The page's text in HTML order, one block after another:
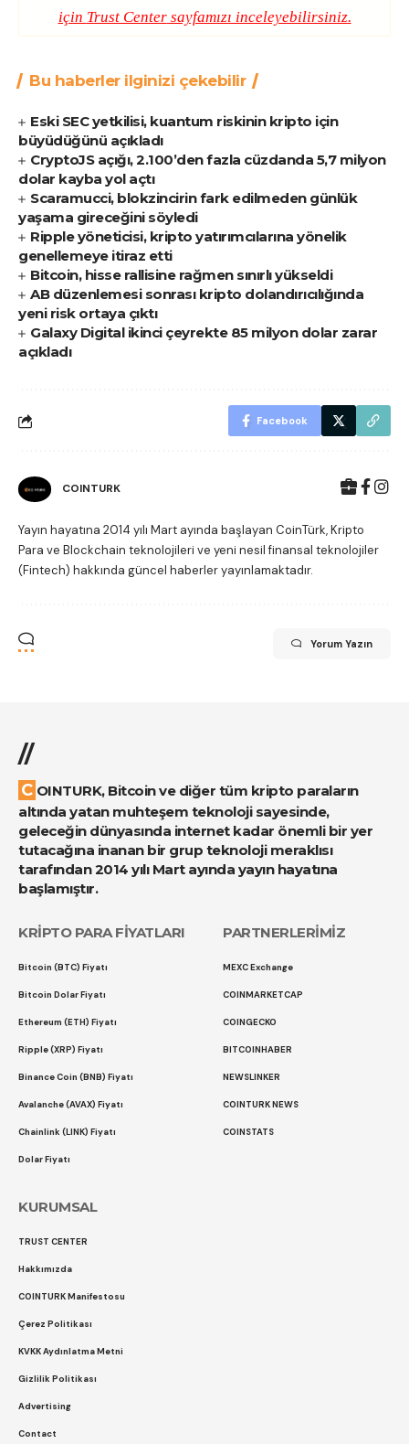
için Trust Centersayfamızı inceleyebilirsiniz.
Bu haberler ilginizi çekebilir
Eski SEC yetkilisi, kuantum riskinin kripto için
büyüdüğünü açıkladı
CryptoJS açığı, 2.100’den fazla cüzdanda 5,7 milyon
dolar kayba yol açtı
Scaramucci, blokzincirin fark edilmeden günlük
yaşama gireceğini söyledi
Ripple yöneticisi, kripto yatırımcılarına yönelik
genellemeye itiraz etti
Bitcoin, hisse rallisine rağmen sınırlı yükseldi
AB düzenlemesi sonrası kripto dolandırıcılığında
yeni risk ortaya çıktı
Galaxy Digital ikinci çeyrekte 85 milyon dolar zarar
açıkladı
Facebook
COINTURK
Yayın hayatına 2014 yılı Mart ayında başlayan CoinTürk, Kripto
Para ve Blockchain teknolojileri ve yeni nesil finansal teknolojiler
(Fintech) hakkında güncel haberler yayınlamaktadır.
Yorum Yazın
//
COINTURK, Bitcoin ve diğer tüm kripto paraların
altında yatan muhteşem teknoloji sayesinde,
geleceğin dünyasında internet kadar önemli bir yer
tutacağına inanan bir grup teknoloji meraklısı
tarafından 2014 yılı Mart ayında yayın hayatına
başlamıştır.
KRİPTO PARA FİYATLARI
Bitcoin (BTC) Fiyatı
Bitcoin Dolar Fiyatı
Ethereum (ETH) Fiyatı
Ripple (XRP) Fiyatı
Binance Coin (BNB) Fiyatı
Avalanche (AVAX) Fiyatı
Chainlink (LINK) Fiyatı
Dolar Fiyatı
PARTNERLERİMİZ
MEXC Exchange
COINMARKETCAP
COINGECKO
BITCOINHABER
NEWSLINKER
COINTURK NEWS
COINSTATS
KURUMSAL
TRUST CENTER
Hakkımızda
COINTURK Manifestosu
Çerez Politikası
KVKK Aydınlatma Metni
Gizlilik Politikası
Advertising
Contact